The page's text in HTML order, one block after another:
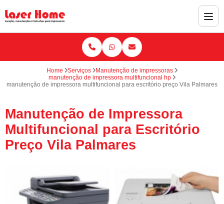
Home Serviços
Manutenção de impressoras
manutenção de impressora multifuncional hp
manutenção de impressora multifuncional para escritório preço Vila Palmares
Manutenção de Impressora
Multifuncional para Escritório
Preço Vila Palmares